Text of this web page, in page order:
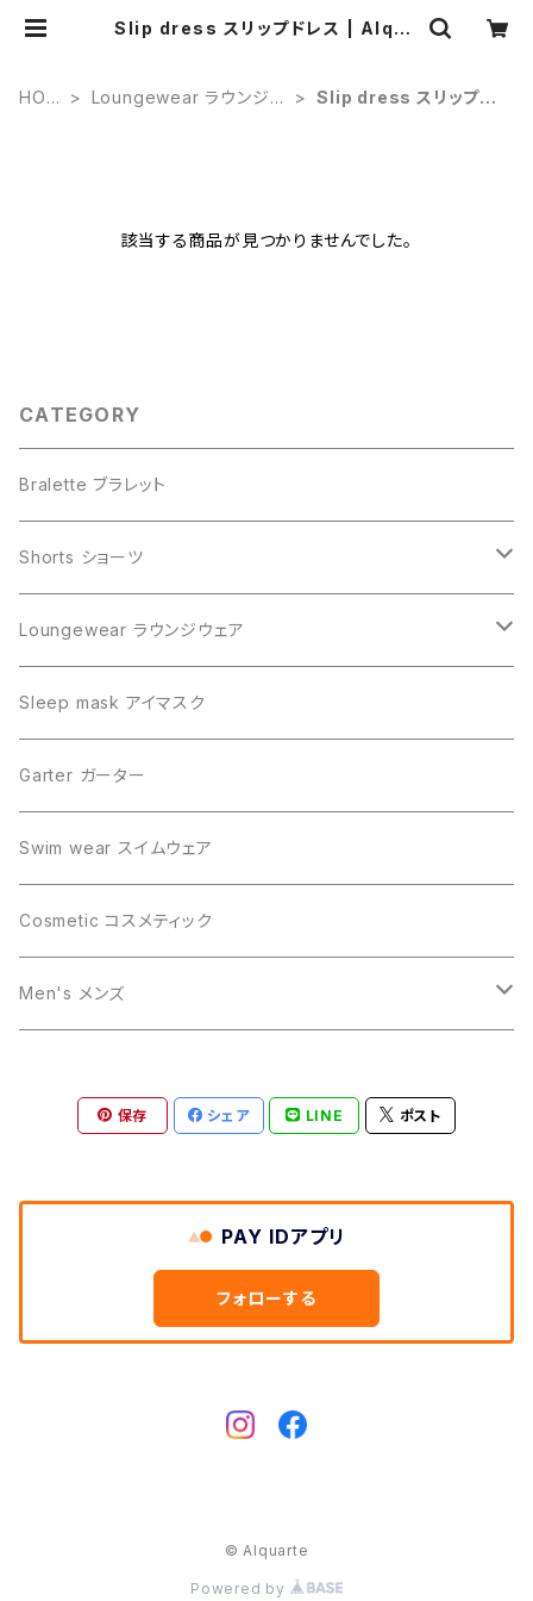
Slip dress スリップドレス | Alqua
HOM
Loungewear ラウンジウ
Slip dress スリップド
該当する商品が見つかりませんでした。
CATEGORY
Bralette ブラレット
Shorts ショーツ
Tanga タンガ
Boyshorts ボーイショーツ
Panty パンティ
High waisted ハイウエストショーツ
Boxer pants ボクサーパンツ
Loungewear ラウンジウェア
Slip dress スリップドレス
Camisole キャミソール
Tap pants タップパンツ
Goun ガウン
Teddy テディ
Sleep mask アイマスク
Garter ガーター
Swim wear スイムウェア
Cosmetic コスメティック
Men's メンズ
保存 シェア LINE ポスト
PAY IDアプリ
フォローする
© Alquarte
Powered by